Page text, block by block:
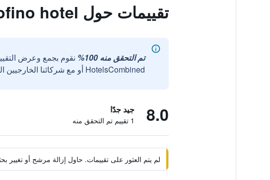
تقييمات حول Portofino hotel
تم التحقق منه 100%
نقوم بجمع وعرض
HotelsCombined أو مع شركائنا الخارجيين الموثوقين.
8.0 جيد جدًا
1 تقييم تم التحقق منه
لم يتم العثور على تقييمات. حاول إزالة مرشح أو